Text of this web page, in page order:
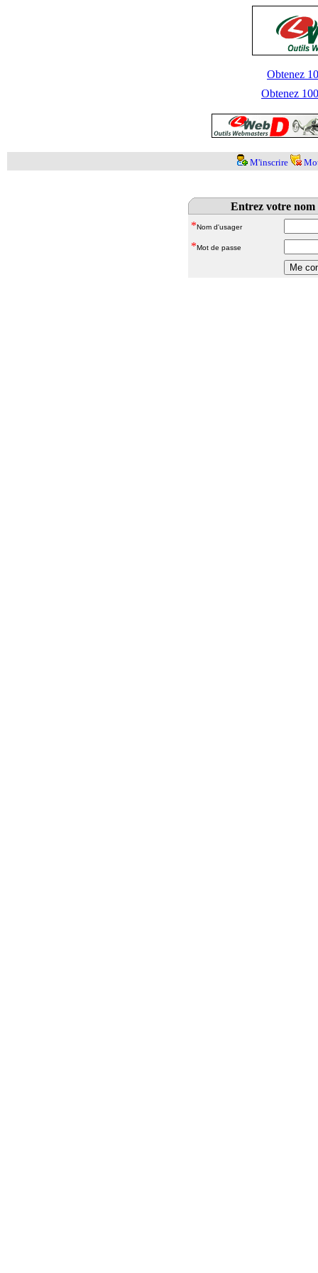
Obtenez
Obtenez
M'inscrire
Entrez votre nom
*Nom d'usager
*Mot de passe